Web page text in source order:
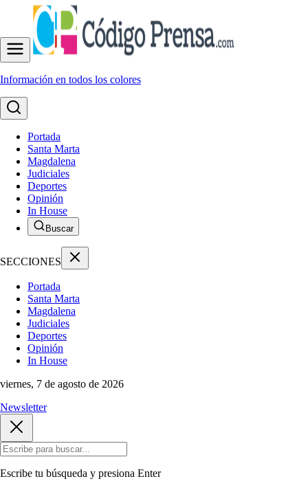
Información en todos los colores
Portada
Santa Marta
Magdalena
Judiciales
Deportes
Opinión
In House
Buscar
SECCIONES
Portada
Santa Marta
Magdalena
Judiciales
Deportes
Opinión
In House
viernes, 7 de agosto de 2026
Newsletter
Escribe tu búsqueda y presiona Enter